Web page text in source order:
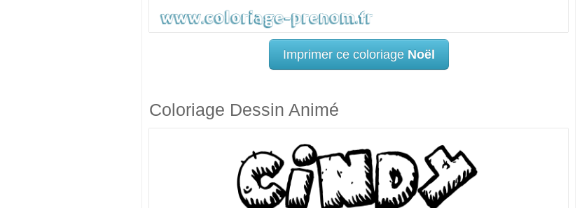
Imprimer ce coloriage Noël
Coloriage Dessin Animé